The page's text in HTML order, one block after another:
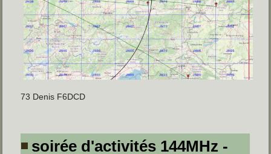
73 Denis F6DCD
soirée d'activités 144MHz -